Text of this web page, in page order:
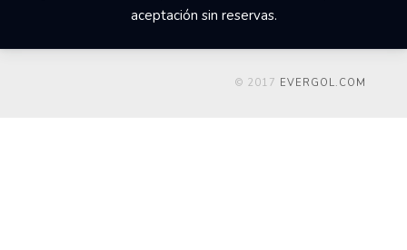
aceptación sin reservas.
© 2017 EVERGOL.COM